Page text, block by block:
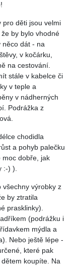
pro děti jsou velmi
by bylo vhodné
něco dát - na
v kočárku,
na cestování.
stále v kabelce či
v teple a
v nádherných
Podrážka z
chodidla
a pohyb palečku
moc dobře, jak
:-) ).
všechny výrobky z
by ztratila
prasklinky).
(podrážku i
mýdla a
Nebo ještě lépe -
které pak
koupíte. Na